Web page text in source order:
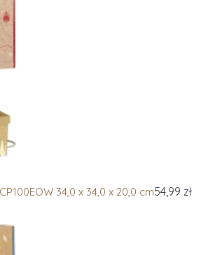
34,0 x 34,0 x 20,0 cm54,99 zł